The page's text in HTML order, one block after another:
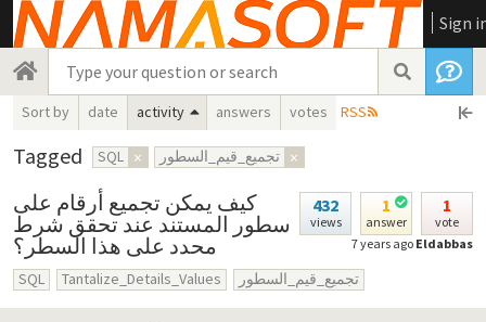
Sign
Sort by date activity answers votes RSS
Tagged SQL × تجميع_قيم_السطور ×
432
views
1
answer
1
vote
7 years ago Eldabbas
كيف يمكن تجميع أرقام على
سطور المستند عند تحقق شرط
محدد على هذا السطر؟
SQL Tantalize_Details_Values تجميع_قيم_السطور